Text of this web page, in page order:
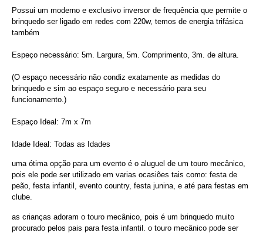
Possui um moderno e exclusivo inversor de frequência que permite o
brinquedo ser ligado em redes com 220w, temos de energia trifásica
também
Espeço necessário: 5m. Largura, 5m. Comprimento, 3m. de altura.
(O espaço necessário não condiz exatamente as medidas do
brinquedo e sim ao espaço seguro e necessário para seu
funcionamento.)
Espaço Ideal: 7m x 7m
Idade Ideal: Todas as Idades
uma ótima opção para um evento é o aluguel de um touro mecânico,
pois ele pode ser utilizado em varias ocasiões tais como: festa de
peão, festa infantil, evento country, festa junina, e até para festas em
clube.
as crianças adoram o touro mecânico, pois é um brinquedo muito
procurado pelos pais para festa infantil. o touro mecânico pode ser